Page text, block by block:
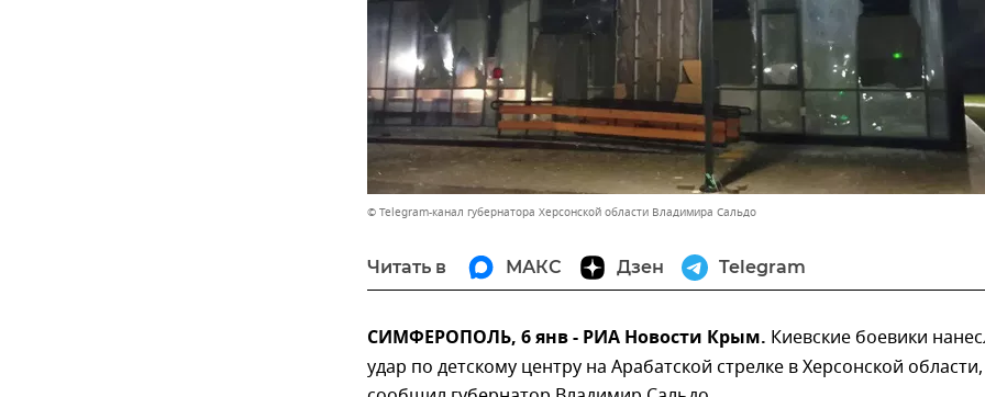
© Telegram-канал губернатора Херсонской области Владимира Сальдо
Читать в МАКС Дзен Telegram
СИМФЕРОПОЛЬ, 6 янв - РИА Новости Крым. Киевские боевики
удар по детскому центру на Арабатской стрелке в Херсонской области,